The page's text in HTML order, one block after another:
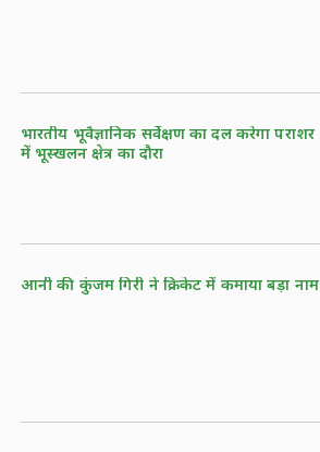
भारतीय भूवैज्ञानिक सर्वेक्षण का दल करेगा पराशर
में भूस्खलन क्षेत्र का दौरा
आनी की कुंजम गिरी ने क्रिकेट में कमाया बड़ा नाम